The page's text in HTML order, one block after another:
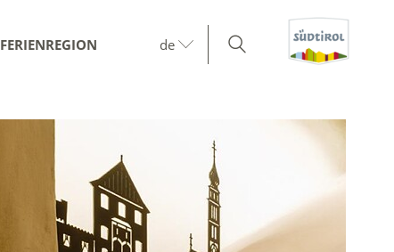
FERIENREGION de